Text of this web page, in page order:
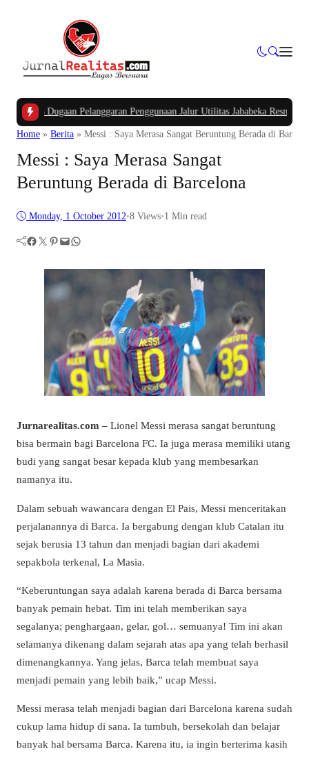
Dugaan Pelanggaran Penggunaan Jalur Utilitas Jababeka Resmi Naik ke
Home » Berita » Messi : Saya Merasa Sangat Beruntung Berada di
Messi : Saya Merasa Sangat
Beruntung Berada di Barcelona
Monday, 1 October 2012•8 Views•1 Min read
Facebook Twitter Pinterest Mail WhatsApp
Jurnarealitas.com – Lionel Messi merasa sangat beruntung
bisa bermain bagi Barcelona FC. Ia juga merasa memiliki utang
budi yang sangat besar kepada klub yang membesarkan
namanya itu.
Dalam sebuah wawancara dengan El Pais, Messi menceritakan
perjalanannya di Barca. Ia bergabung dengan klub Catalan itu
sejak berusia 13 tahun dan menjadi bagian dari akademi
sepakbola terkenal, La Masia.
“Keberuntungan saya adalah karena berada di Barca bersama
banyak pemain hebat. Tim ini telah memberikan saya
segalanya; penghargaan, gelar, gol… semuanya! Tim ini akan
selamanya dikenang dalam sejarah atas apa yang telah berhasil
dimenangkannya. Yang jelas, Barca telah membuat saya
menjadi pemain yang lebih baik,” ucap Messi.
Messi merasa telah menjadi bagian dari Barcelona karena sudah
cukup lama hidup di sana. Ia tumbuh, bersekolah dan belajar
banyak hal bersama Barca. Karena itu, ia ingin berterima kasih